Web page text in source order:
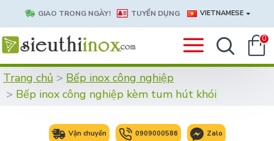
GIAO TRONG NGÀY! TUYỂN DỤNG VIETNAMESE
0
Trang chủ
Bếp inox công nghiệp
Bếp inox công nghiệp kèm tum hút khói
Vận chuyển 0909000586 Zalo